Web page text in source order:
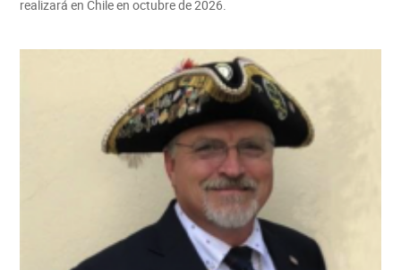
realizará en Chile en octubre de 2026.